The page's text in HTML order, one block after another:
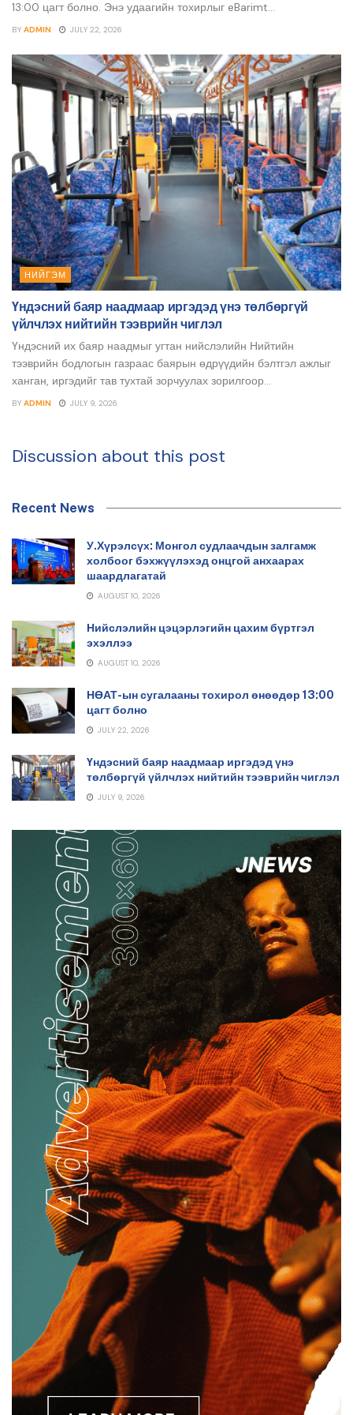
13:00 цагт болно. Энэ удаагийн тохирлыг eBarimt...
BY ADMIN JULY 22, 2026
НИЙГЭМ
Үндэсний баяр наадмаар иргэдэд үнэ төлбөргүй
үйлчлэх нийтийн тээврийн чиглэл
Үндэсний их баяр наадмыг угтан нийслэлийн Нийтийн
тээврийн бодлогын газраас баярын өдрүүдийн бэлтгэл ажлыг
ханган, иргэдийг тав тухтай зорчуулах зорилгоор...
BY ADMIN JULY 9, 2026
Discussion about this post
Recent News
У.Хүрэлсүх: Монгол судлаачдын залгамж
холбоог бэхжүүлэхэд онцгой анхаарах
шаардлагатай
AUGUST 10, 2026
Нийслэлийн цэцэрлэгийн цахим бүртгэл
эхэллээ
AUGUST 10, 2026
НӨАТ-ын сугалааны тохирол өнөөдөр 13:00
цагт болно
JULY 22, 2026
Үндэсний баяр наадмаар иргэдэд үнэ
төлбөргүй үйлчлэх нийтийн тээврийн чиглэл
JULY 9, 2026